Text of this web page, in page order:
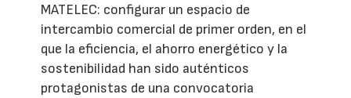
MATELEC: configurar un espacio de
intercambio comercial de primer orden, en el
que la eficiencia, el ahorro energético y la
sostenibilidad han sido auténticos
protagonistas de una convocatoria